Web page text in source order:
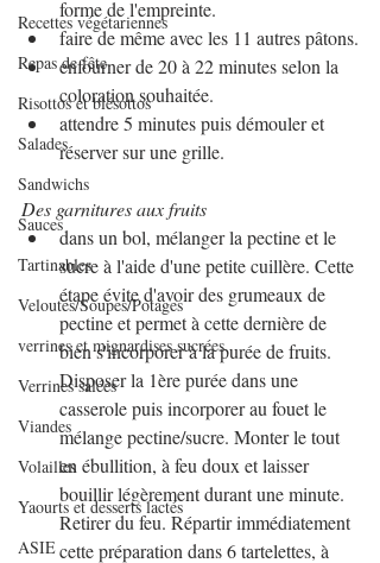
Recettes végétariennes
Repas de fête
Risottos et blésottos
Salades
Sandwichs
Sauces
Tartinables
Veloutés/Soupes/Potages
verrines et mignardises sucrées
Verrines salées
Viandes
Volailles
Yaourts et desserts lactés
ASIE
forme de l'empreinte.
faire de même avec les 11 autres pâtons.
enfourner de 20 à 22 minutes selon la
coloration souhaitée.
attendre 5 minutes puis démouler et
réserver sur une grille.
Des garnitures aux fruits
dans un bol, mélanger la pectine et le
sucre à l'aide d'une petite cuillère. Cette
étape évite d'avoir des grumeaux de
pectine et permet à cette dernière de
bien s'incorporer à la purée de fruits.
Disposer la 1ère purée dans une
casserole puis incorporer au fouet le
mélange pectine/sucre. Monter le tout
en ébullition, à feu doux et laisser
bouillir légèrement durant une minute.
Retirer du feu. Répartir immédiatement
cette préparation dans 6 tartelettes, à